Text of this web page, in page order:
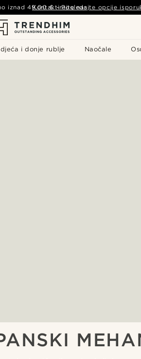
i donje rublje Naočale
iznad49,00 € - Pogledajte opcije
Kontaktirajte nas